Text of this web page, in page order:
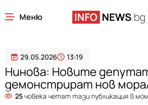
Меню
29.05.2026 13:19
Нинова: Новите
демонстрират нов
25човека четат тази публикация в